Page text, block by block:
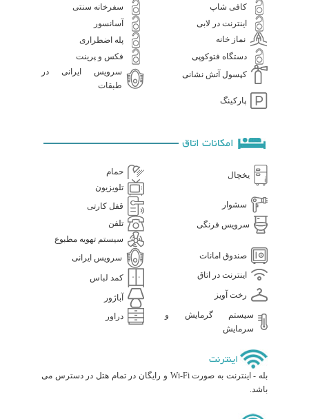
کافی شاپ
سفرخانه سنتی
اینترنت در لابی
آسانسور
نماز خانه
پله اضطراری
دستگاه فتوکوپی
فکس و پرینت
کپسول آتش نشانی
سرویس ایرانی در
طبقات
پارکینگ
امکانات اتاق
یخچال
حمام
تلویزیون
سشوار
قفل کارتی
سرویس فرنگی
تلفن
سیستم تهویه مطبوع
صندوق امانات
سرویس ایرانی
اینترنت در اتاق
کمد لباس
رخت آویز
آباژور
سیستم گرمایش و
سرمایش
دراور
اینترنت
بله - اینترنت به صورت Wi-Fi و رایگان در تمام هتل در دسترس می
باشد.